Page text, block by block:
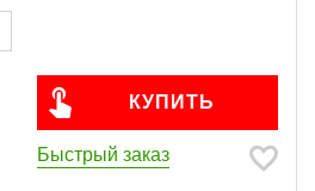
КУПИТЬ
Быстрый заказ